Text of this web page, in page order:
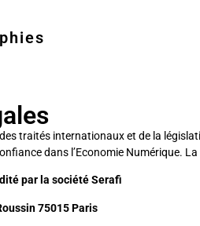
traités internationaux et de la
dans l’Economie Numérique.
par la société Serafi
75015 Paris